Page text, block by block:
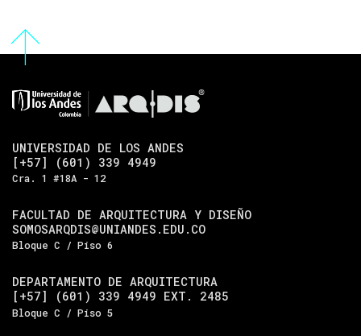
UNIVERSIDAD DE LOS ANDES
[+57] (601) 339 4949
Cra. 1 #18A - 12
FACULTAD DE ARQUITECTURA Y DISEÑO
SOMOSARQDIS@UNIANDES.EDU.CO
Bloque C / Piso 6
DEPARTAMENTO DE ARQUITECTURA
[+57] (601) 339 4949 EXT. 2485
Bloque C / Piso 5